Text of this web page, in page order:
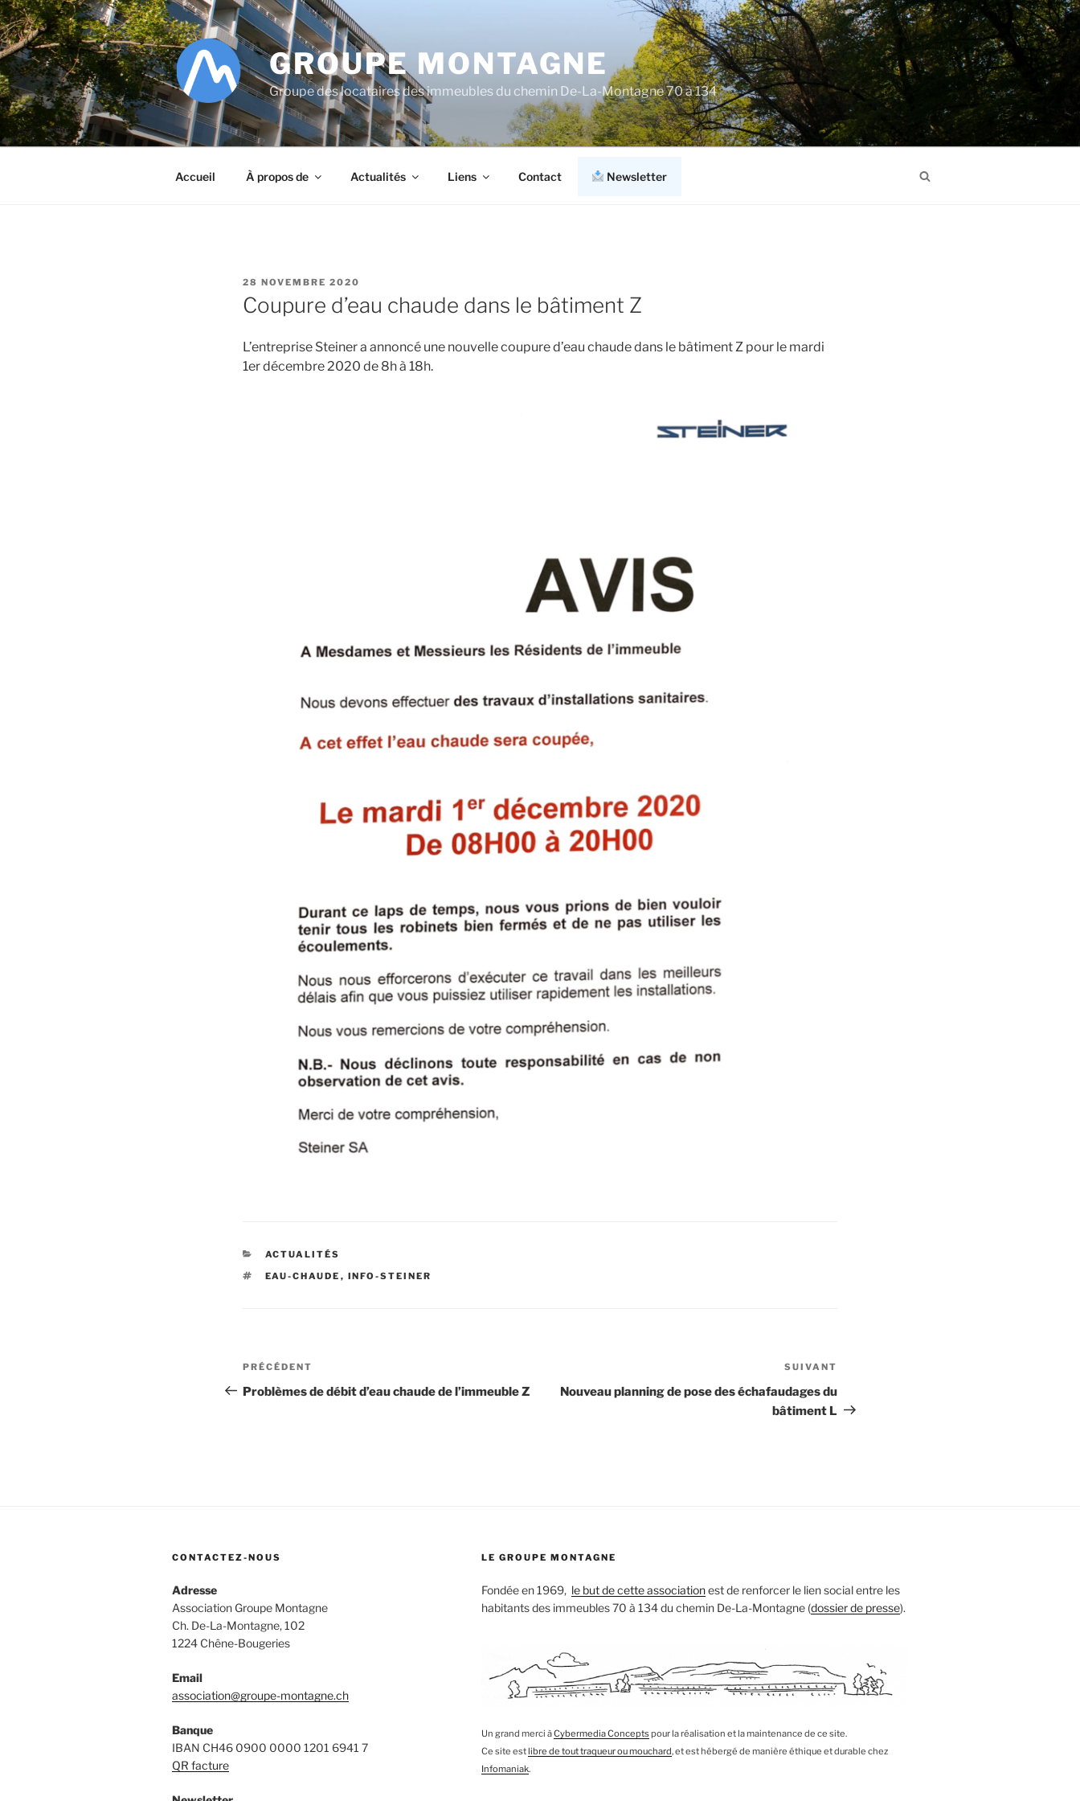
Aller
au
contenu
principal
GROUPE MONTAGNE
Groupe des locataires des immeubles du chemin De-La-Montagne 70 à 134
Accueil À propos de Actualités Liens Contact Newsletter
PUBLIÉ
LE
28 NOVEMBRE 2020
Coupure d’eau chaude dans le bâtiment Z
L’entreprise Steiner a annoncé une nouvelle coupure d’eau chaude dans le bâtiment Z pour le mardi
1er décembre 2020 de 8h à 18h.
CATÉGORIES
ACTUALITÉS
ÉTIQUETTES
EAU-CHAUDE , INFO-STEINER
Navigation
de
Article
précédent
PRÉCÉDENT
Problèmes de débit d’eau chaude de l’immeuble Z
suivant
SUIVANT
Nouveau planning de pose des échafaudages du
bâtiment L
CONTACTEZ-NOUS
Adresse
Association Groupe Montagne
Ch. De-La-Montagne, 102
1224 Chêne-Bougeries
Email
association@groupe-montagne.ch
Banque
IBAN CH46 0900 0000 1201 6941 7
QR facture
LE GROUPE MONTAGNE
Fondée en 1969, le but de cette associationest de renforcer le lien social entre les
habitants des immeubles 70 à 134 du chemin De-La-Montagne (dossier de presse).
Un grand merci àCybermedia Conceptspour la réalisation et la maintenance de ce site.
Ce site estlibre de tout traqueur ou mouchard, et est hébergé de manière éthique et durable chez
Infomaniak.